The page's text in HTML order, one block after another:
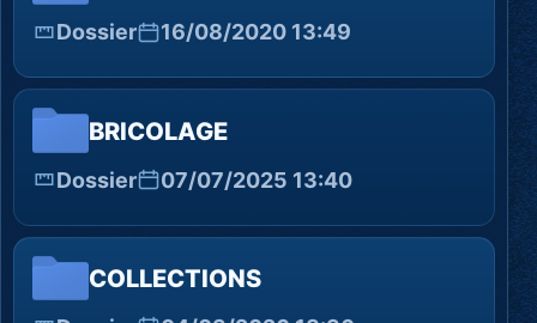
Dossier 16/08/2020 13:49
BRICOLAGE
Dossier 07/07/2025 13:40
COLLECTIONS